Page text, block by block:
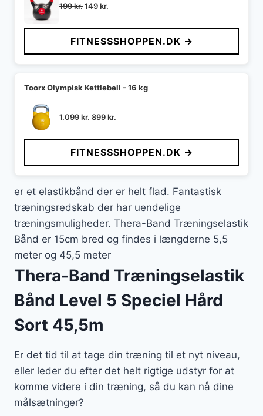
199kr.Den
pris
var:
199 kr..
149kr.
pris
er:
149 kr..
FITNESSSHOPPEN.DK →
Toorx Olympisk Kettlebell - 16 kg
1.099kr.Den
pris
var:
1.099 kr..
899kr.
pris
er:
899 kr..
FITNESSSHOPPEN.DK →
er et elastikbånd der er helt flad. Fantastisk
træningsredskab der har uendelige
træningsmuligheder. Thera-Band Træningselastik
Bånd er 15cm bred og findes i længderne 5,5
meter og 45,5 meter
Thera-Band Træningselastik
Bånd Level 5 Speciel Hård
Sort 45,5m
Er det tid til at tage din træning til et nyt niveau,
eller leder du efter det helt rigtige udstyr for at
komme videre i din træning, så du kan nå dine
målsætninger?